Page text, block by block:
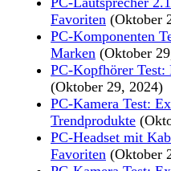
Favoriten (Oktober
PC-Komponenten
Marken (Oktober
PC-Kopfhörer
(Oktober 29, 2024)
PC-Kamera Test:
Trendprodukte
PC-Headset mit
Favoriten (Oktober